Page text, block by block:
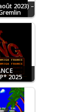
2023) –
2025